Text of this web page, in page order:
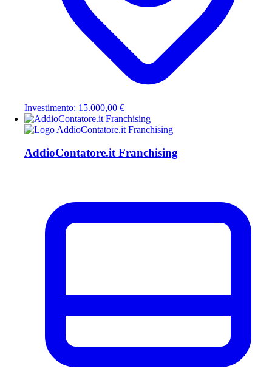
Investimento: 15.000,00 €
AddioContatore.it Franchising